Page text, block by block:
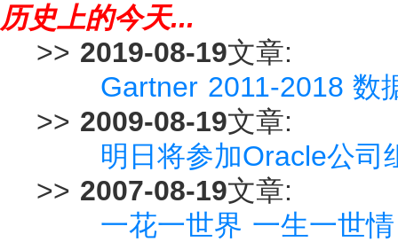
历史上的今天...
>> 2019-08-19文章:
Gartner 2011-2018 数
>> 2009-08-19文章:
明日将参加Oracle公司
>> 2007-08-19文章:
一花一世界 一生一世情